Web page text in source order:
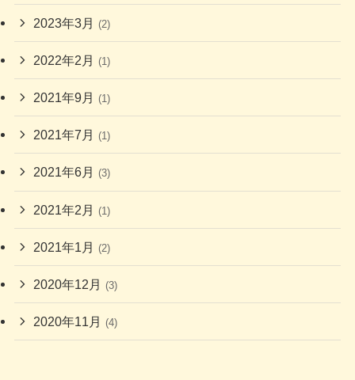
2023年3月 (2)
2022年2月 (1)
2021年9月 (1)
2021年7月 (1)
2021年6月 (3)
2021年2月 (1)
2021年1月 (2)
2020年12月 (3)
2020年11月 (4)